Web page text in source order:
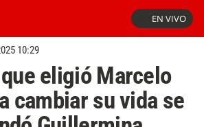
EN VIVO
10:29
eligió Marcelo
cambiar su vida se